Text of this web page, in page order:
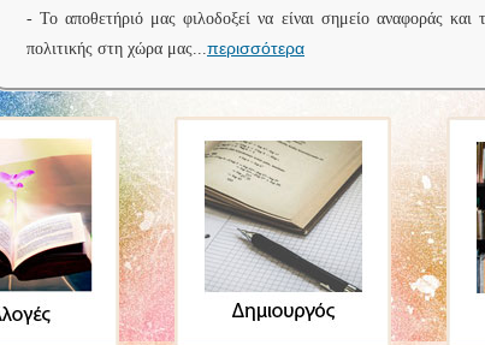
- Το αποθετήριό μας φιλοδοξεί να είναι σημείο αναφοράς
πολιτικής στη χώρα μας...περισσότερα